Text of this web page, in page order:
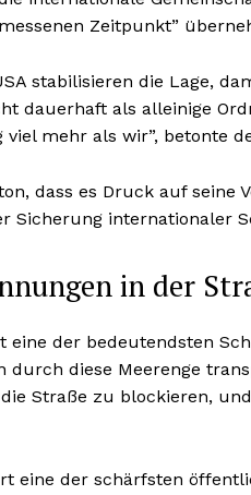
Zeitpunkt”
stabilisieren die Lage,
dauerhaft als alleinige
viel mehr als wir”, betonte
dass es Druck auf
Sicherung internationaler
in der
eine der bedeutendsten
durch diese Meerenge
Straße zu blockieren,
eine der schärfsten